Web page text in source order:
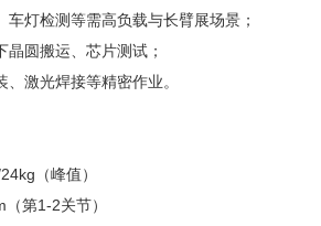
灯检测等需高负载与长臂展场景；
圆搬运、芯片测试；
激光焊接等精密作业。
（峰值）
第1-2关节）